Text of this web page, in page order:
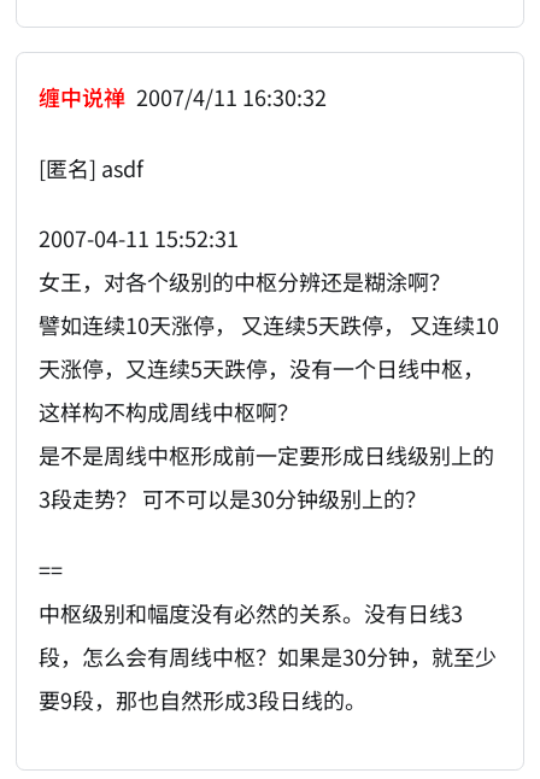
缠中说禅 2007/4/11 16:30:32
[匿名] asdf
2007-04-11 15:52:31
女王，对各个级别的中枢分辨还是糊涂啊？
譬如连续10天涨停， 又连续5天跌停， 又连续10
天涨停，又连续5天跌停，没有一个日线中枢，
这样构不构成周线中枢啊？
是不是周线中枢形成前一定要形成日线级别上的
3段走势？ 可不可以是30分钟级别上的？
==
中枢级别和幅度没有必然的关系。没有日线3
段，怎么会有周线中枢？如果是30分钟，就至少
要9段，那也自然形成3段日线的。